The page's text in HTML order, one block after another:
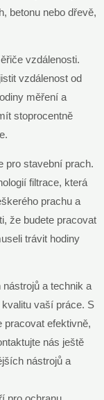
betonu nebo dřevě,
vzdálenosti.
vzdálenost od
měření a
stoprocentně
pro stavební prach.
filtrace, která
prachu a
že budete pracovat
trávit hodiny
a technik a
vaší práce. S
pracovat efektivně,
nás ještě
nástrojů a